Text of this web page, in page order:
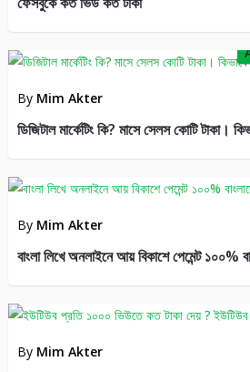
By Mim Akter
ডিজিটাল মার্কেটিং কি? মাসে সেলস কোটি টাকা।
By Mim Akter
বাংলা লিখে অনলাইনে আয় বিকাশে পেমেন্ট ১০০%
By Mim Akter